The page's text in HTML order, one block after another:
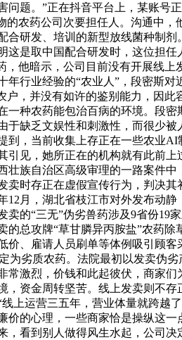
。”正在抖音平台上，某账号
的农药公司次要担任人。沟通中
研发、培训的新型放线菌种制剂
是取中国配合研发时，这位担
他暗示，公司目前没有开展线
行业经验的“农业人”，段密斯
，并没有如许的鉴别能力，因
种农药能包治百病的环境。段
缺乏文娱性和刺激性，而很少
，当前收集上存正在一些农业
见，她所正在的机构就有此前
族自治区高级审理的一路案件
时存正在虚假宣传行为，判决
月，湖北省枝江市对外发布动
的“三无”伪劣兽药涉及9省份19
总攻牌“草甘膦异丙胺盐”农药
、雇请人员刷单等体例吸引顾
为劣质农药。法院最初以发卖伪
激烈，价钱和此起彼伏，商家
资金周转坚苦。线上发卖则不
上运营三五年，营业体量就跨越
的心理，一些商家恰是操纵这
看到别人做得风生水起，公司